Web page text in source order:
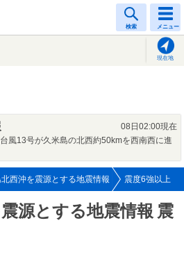
検索 メニュー
現在地
08日02:00現在
風13号が久米島の北西約50kmを西南西に進
西沖を震源とする地震情報 震度6強以上
源とする地震情報 震